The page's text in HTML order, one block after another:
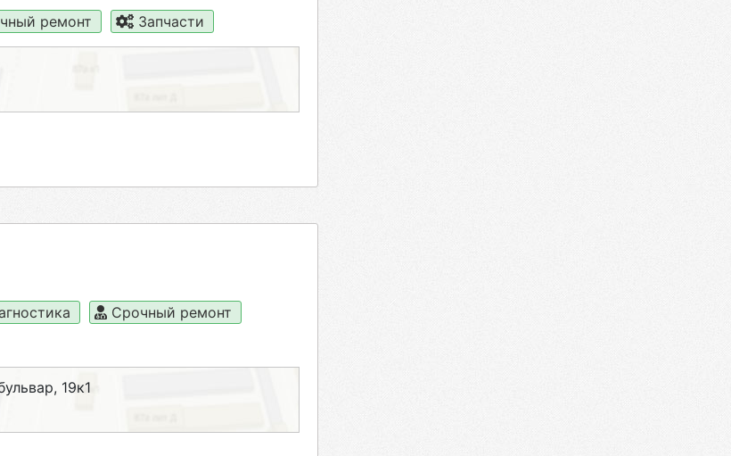
ремонт Запчасти
Срочный ремонт
19к1